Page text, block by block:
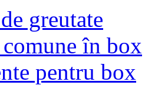
greutate
în box
pentru box